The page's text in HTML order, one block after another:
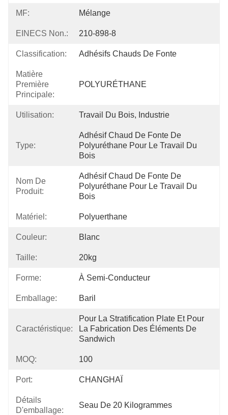
MF: Mélange
EINECS Non.: 210-898-8
Classification: Adhésifs Chauds De Fonte
Matière
Première
Principale:
POLYURÉTHANE
Utilisation: Travail Du Bois, Industrie
Type:
Adhésif Chaud De Fonte De
Polyuréthane Pour Le Travail Du
Bois
Nom De
Produit:
Adhésif Chaud De Fonte De
Polyuréthane Pour Le Travail Du
Bois
Matériel: Polyuerthane
Couleur: Blanc
Taille: 20kg
Forme: À Semi-Conducteur
Emballage: Baril
Caractéristique:
Pour La Stratification Plate Et Pour
La Fabrication Des Éléments De
Sandwich
MOQ: 100
Port: CHANGHAÏ
Détails
D'emballage:
Seau De 20 Kilogrammes